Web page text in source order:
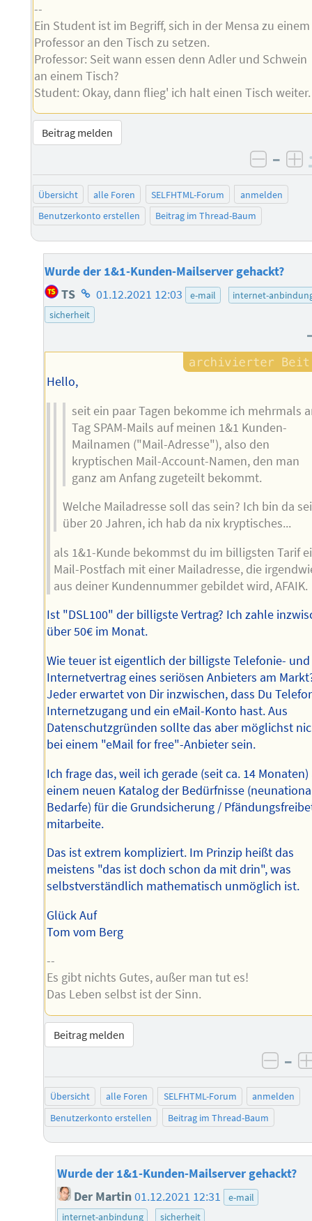
--
Ein Student ist im Begriff, sich in der Mensa zu einem
Professor an den Tisch zu setzen.
Professor: Seit wann essen denn Adler und Schwein
an einem Tisch?
Student: Okay, dann flieg' ich halt einen Tisch weiter.
Beitrag melden
–
Übersicht alle Foren SELFHTML-Forum
anmelden
Benutzerkonto erstellen
Beitrag im Thread-Baum
Wurde der 1&1-Kunden-Mailserver gehackt?
TS Homepage
des
01.12.2021 12:03 e-mail
internet-
sicherheit
Hello,
seit ein paar Tagen bekomme ich mehrmals
Tag SPAM-Mails auf meinen 1&1 Kunden-
Mailnamen ("Mail-Adresse"), also den
kryptischen Mail-Account-Namen, den man
ganz am Anfang zugeteilt bekommt.
Welche Mailadresse soll das sein? Ich bin da
über 20 Jahren, ich hab da nix kryptisches...
als 1&1-Kunde bekommst du im billigsten Tarif
Mail-Postfach mit einer Mailadresse, die
aus deiner Kundennummer gebildet wird, AFAIK.
Ist "DSL100" der billigste Vertrag? Ich zahle
über 50€ im Monat.
Wie teuer ist eigentlich der billigste Telefonie- und
Internetvertrag eines seriösen Anbieters am
Jeder erwartet von Dir inzwischen, dass Du
Internetzugang und ein eMail-Konto hast. Aus
Datenschutzgründen sollte das aber möglichst
bei einem "eMail for free"-Anbieter sein.
Ich frage das, weil ich gerade (seit ca. 14 Monaten)
einem neuen Katalog der Bedürfnisse
Bedarfe) für die Grundsicherung /
mitarbeite.
Das ist extrem kompliziert. Im Prinzip heißt das
meistens "das ist doch schon da mit drin", was
selbstverständlich mathematisch unmöglich ist.
Glück Auf
Tom vom Berg
--
Es gibt nichts Gutes, außer man tut es!
Das Leben selbst ist der Sinn.
Beitrag melden
–
Übersicht alle Foren SELFHTML-Forum
anmelden
Benutzerkonto erstellen
Beitrag im Thread-Baum
Wurde der 1&1-Kunden-Mailserver gehackt?
Der Martin01.12.2021 12:31
e-mail
internet-anbindung
sicherheit